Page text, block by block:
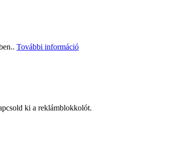
További információ
ki a reklámblokkolót.